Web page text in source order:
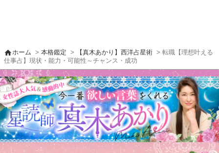
homeホーム >本格鑑定 > 【真木あかり】西洋占星術 > 転職【理想叶える
仕事占】現状・能力・可能性～チャンス・成功